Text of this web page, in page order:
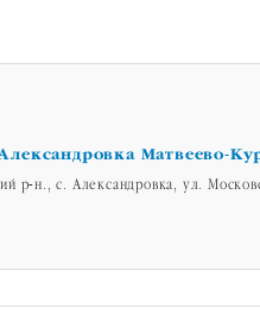
Матвеево-
р-н., с. Александровка, ул.